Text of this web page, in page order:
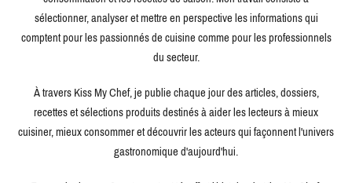
sélectionner, analyser et mettre en perspective les informations qui
comptent pour les passionnés de cuisine comme pour les professionnels
du secteur.
À travers Kiss My Chef, je publie chaque jour des articles, dossiers,
recettes et sélections produits destinés à aider les lecteurs à mieux
cuisiner, mieux consommer et découvrir les acteurs qui façonnent l'univers
gastronomique d'aujourd'hui.